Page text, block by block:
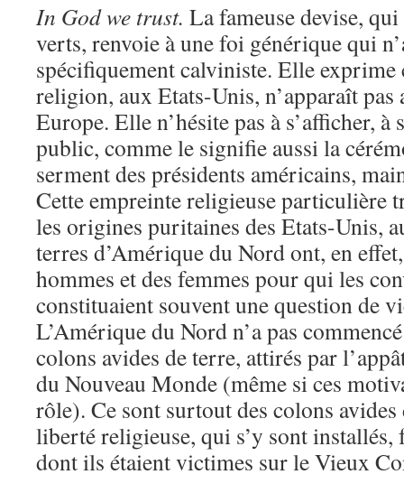
In God we trust. La fameuse devise,
verts, renvoie à une foi générique qui
spécifiquement calviniste. Elle exprime
religion, aux Etats-Unis, n’apparaît pas
Europe. Elle n’hésite pas à s’afficher, à
public, comme le signifie aussi la
serment des présidents américains,
Cette empreinte religieuse particulière
les origines puritaines des Etats-Unis,
terres d’Amérique du Nord ont, en
hommes et des femmes pour qui les
constituaient souvent une question de
L’Amérique du Nord n’a pas
colons avides de terre, attirés par
du Nouveau Monde (même si ces
rôle). Ce sont surtout des colons avides
liberté religieuse, qui s’y sont installés,
dont ils étaient victimes sur le Vieux